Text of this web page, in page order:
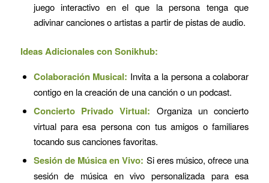
juego interactivo en el que la persona tenga que
adivinar canciones o artistas a partir de pistas de audio.
Ideas Adicionales con Sonikhub:
Colaboración Musical: Invita a la persona a colaborar
contigo en la creación de una canción o un podcast.
Concierto Privado Virtual: Organiza un concierto
virtual para esa persona con tus amigos o familiares
tocando sus canciones favoritas.
Sesión de Música en Vivo: Si eres músico, ofrece una
sesión de música en vivo personalizada para esa